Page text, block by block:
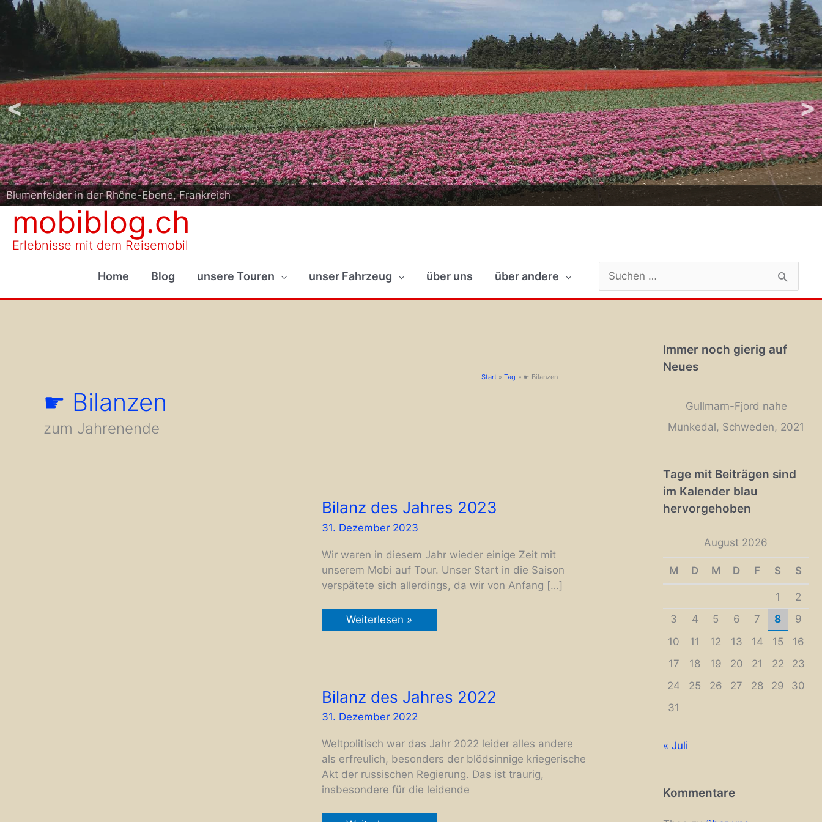
Blumenfelder in der Rhône-Ebene, Frankreich
Westküste Schweden
< >
mobiblog.ch
Erlebnisse mit dem Reisemobil
Home Blog unsere Touren unser Fahrzeug über uns über andere
Suchen
nach:
Start Tag ☛ Bilanzen
☛ Bilanzen
zum Jahrenende
Bilanz des Jahres 2023
31. Dezember 2023
Wir waren in diesem Jahr wieder einige Zeit mit
unserem Mobi auf Tour. Unser Start in die Saison
verspätete sich allerdings, da wir von Anfang […]
Bilanz
des
Weiterlesen »
Bilanz des Jahres 2022
31. Dezember 2022
Weltpolitisch war das Jahr 2022 leider alles andere
als erfreulich, besonders der blödsinnige kriegerische
Akt der russischen Regierung. Das ist traurig,
insbesondere für die leidende
Immer noch gierig auf
Neues
Gullmarn-Fjord nahe
Munkedal, Schweden, 2021
Tage mit Beiträgen sind
im Kalender blau
hervorgehoben
August 2026
M D M D F S S
1
2
3
4 5 6 7 8
9
10
11 12 13 14 15
16
17
18 19 20 21 22
23
24
25 26 27 28 29
30
31
« Juli
Kommentare